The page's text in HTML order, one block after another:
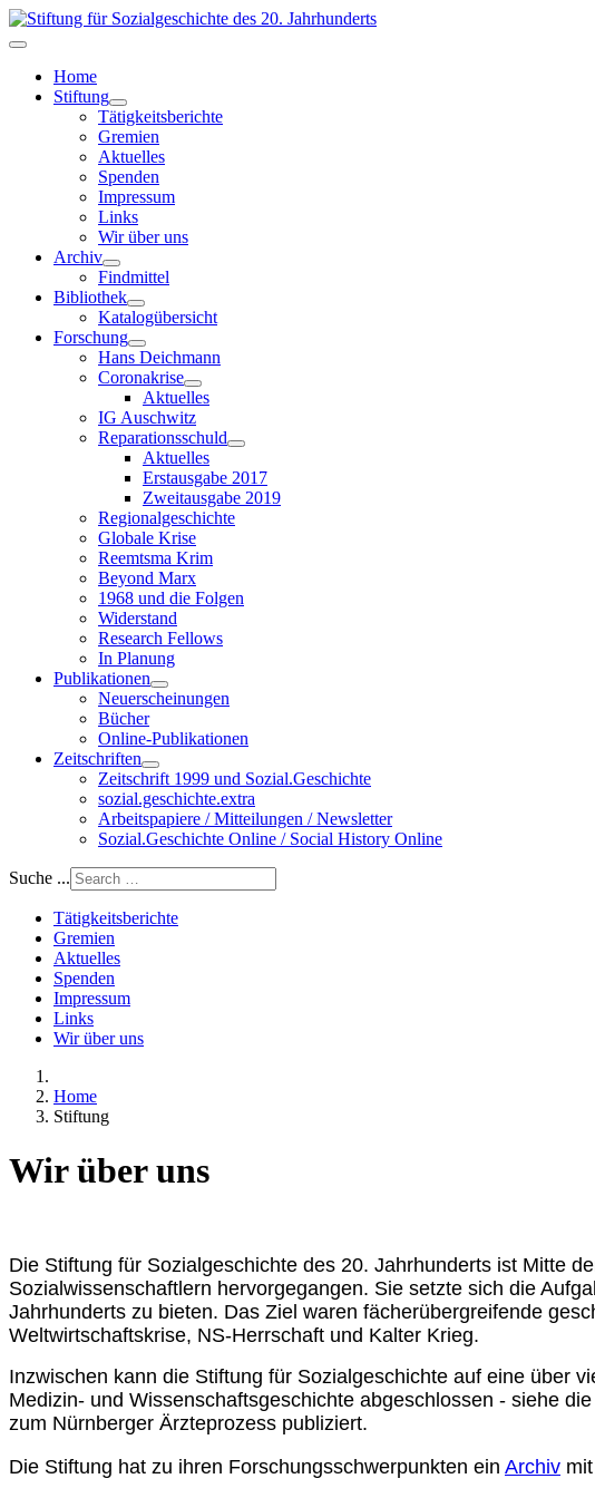
Home
Stiftung
Tätigkeitsberichte
Gremien
Aktuelles
Spenden
Impressum
Links
Wir über uns
Archiv
Findmittel
Bibliothek
Katalogübersicht
Forschung
Hans Deichmann
Coronakrise
Aktuelles
IG Auschwitz
Reparationsschuld
Aktuelles
Erstausgabe 2017
Zweitausgabe 2019
Regionalgeschichte
Globale Krise
Reemtsma Krim
Beyond Marx
1968 und die Folgen
Widerstand
Research Fellows
In Planung
Publikationen
Neuerscheinungen
Bücher
Online-Publikationen
Zeitschriften
Zeitschrift 1999 und Sozial.Geschichte
sozial.geschichte.extra
Arbeitspapiere / Mitteilungen / Newsletter
Sozial.Geschichte Online / Social History Online
Suche ...
Tätigkeitsberichte
Gremien
Aktuelles
Spenden
Impressum
Links
Wir über uns
Home
Stiftung
Wir über uns
Die Stiftung für Sozialgeschichte des 20. Jahrhunderts ist Mitte
Sozialwissenschaftlern hervorgegangen. Sie setzte sich die
Jahrhunderts zu bieten. Das Ziel waren fächerübergreifende
Weltwirtschaftskrise, NS-Herrschaft und Kalter Krieg.
Inzwischen kann die Stiftung für Sozialgeschichte auf eine über
Medizin- und Wissenschaftsgeschichte abgeschlossen - siehe die
zum Nürnberger Ärzteprozess publiziert.
Die Stiftung hat zu ihren Forschungsschwerpunkten ein Archiv